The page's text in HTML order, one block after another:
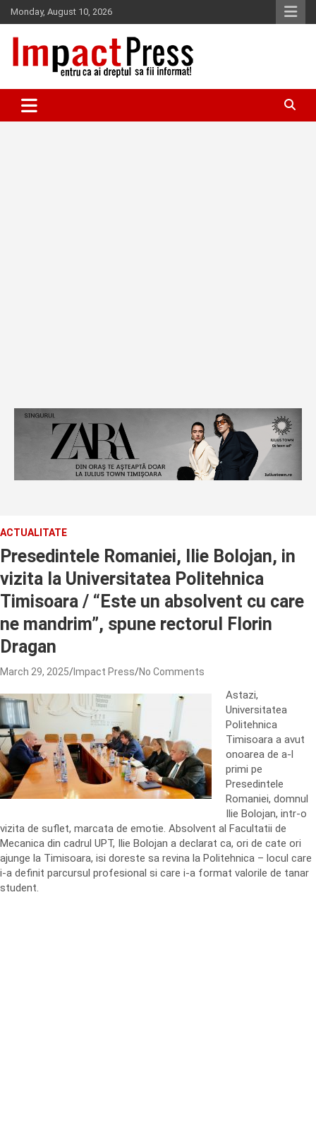
Skip
to
content
Monday, August 10, 2026
IMPACTPRESS
ACTUALITATE
Presedintele Romaniei, Ilie Bolojan, in
vizita la Universitatea Politehnica
Timisoara / “Este un absolvent cu care
ne mandrim”, spune rectorul Florin
Dragan
March 29, 2025 Impact Press No Comments
Astazi,
Universitatea
Politehnica
Timisoara a avut
onoarea de a-l
primi pe
Presedintele
Romaniei, domnul
Ilie Bolojan, intr-o
vizita de suflet, marcata de emotie. Absolvent al Facultatii de
Mecanica din cadrul UPT, Ilie Bolojan a declarat ca, ori de cate ori
ajunge la Timisoara, isi doreste sa revina la Politehnica – locul care
i-a definit parcursul profesional si care i-a format valorile de tanar
student.